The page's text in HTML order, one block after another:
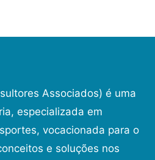
Associados) é uma
especializada em
vocacionada para o
e soluções nos